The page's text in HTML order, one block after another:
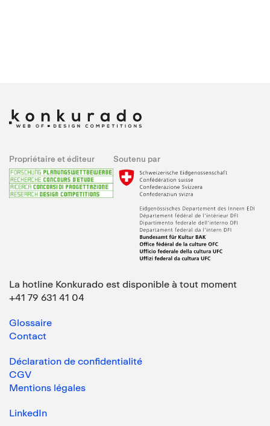
Propriétaire et éditeur Soutenu par
La hotline Konkurado est disponible à tout moment
+41 79 631 41 04
Glossaire
Contact
Déclaration de confidentialité
CGV
Mentions légales
LinkedIn